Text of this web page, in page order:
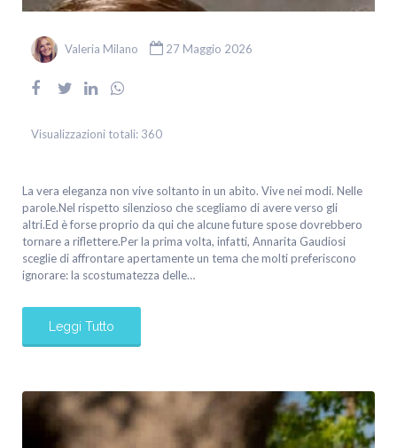
Valeria Milano 27 Maggio 2026
Visualizzazioni totali: 360
La vera eleganza non vive soltanto in un abito. Vive nei modi. Nelle
parole.Nel rispetto silenzioso che scegliamo di avere verso gli
altri.Ed è forse proprio da qui che alcune future spose dovrebbero
tornare a riflettere.Per la prima volta, infatti, Annarita Gaudiosi
sceglie di affrontare apertamente un tema che molti preferiscono
ignorare: la scostumatezza delle…
Leggi Tutto